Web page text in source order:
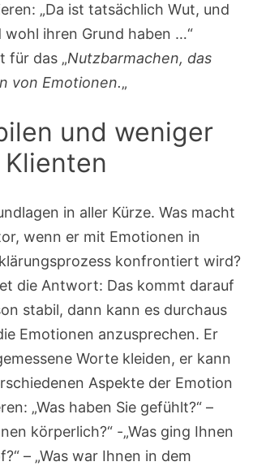
„Da ist tatsächlich Wut, und
wohl ihren Grund haben …“
für das „Nutzbarmachen, das
von Emotionen.„
und weniger
in aller Kürze. Was macht
wenn er mit Emotionen in
konfrontiert wird?
die Antwort: Das kommt darauf
stabil, dann kann es durchaus
Emotionen anzusprechen. Er
Worte kleiden, er kann
Aspekte der Emotion
„Was haben Sie gefühlt?“ –
körperlich?“ -„Was ging Ihnen
– „Was war Ihnen in dem